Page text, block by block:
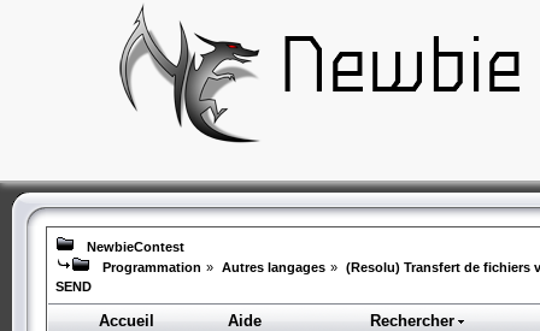
NewbieContest
Programmation » Autres langages » (Resolu) Transfert de fichiers
SEND
Accueil Aide Rechercher